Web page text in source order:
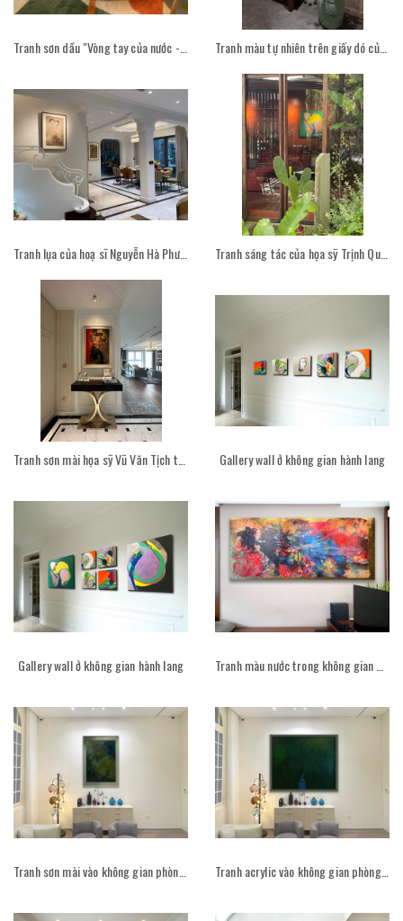
Tranh màu tự nhiên trên giấy dó của hoạ sĩ Phan Cẩm Thượng treo trong không gian
Tranh lụa của hoạ sĩ Nguyễn Hà Phương trong phòng khách Tranh sáng tác của họa sỹ Trịnh Quỳnh Trâm trong không gian Have A Sip của Vietcetera
Gallery wall ở không gian hành lang
Gallery wall ở không gian hành lang
Tranh acrylic vào không gian phòng khách